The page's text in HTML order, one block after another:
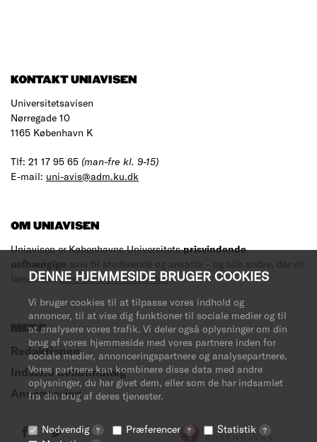
DENNE HJEMMESIDE BRUGER COOKIES
Vi bruger cookies til at tilpasse vores indhold og
annoncer, til at vise dig funktioner til sociale medier og til
at analysere vores trafik. Vi deler også oplysninger om din
brug af vores hjemmeside med vores partnere inden for
sociale medier, annonceringspartnere og analysepartnere.
Vores partnere kan kombinere disse data med andre
oplysninger, du har givet dem, eller som de har indsamlet
fra din brug af deres tjenester.
Nødvendig ? Præferencer ? Statistik ?
KONTAKT UNIAVISEN
Universitetsavisen
Nørregade 10
1165 København K
Tlf: 21 17 95 65 (man-fre kl. 9-15)
E-mail: uni-avis@adm.ku.dk
OM UNIAVISEN
Uniavisen er Københavns Universitetsprisvindende,
uafhængige avis til studerende og ansatte – og alle andre, der vil
læse med.Læs mere om avisen her.
MERE
Redaktionen
Indsend debatindlæg
Annoncering